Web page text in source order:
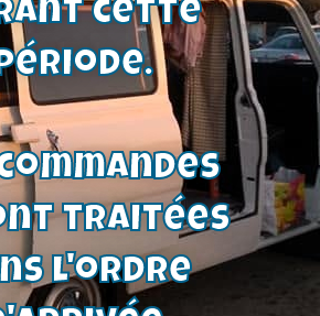
cette
traitées
l'ordre